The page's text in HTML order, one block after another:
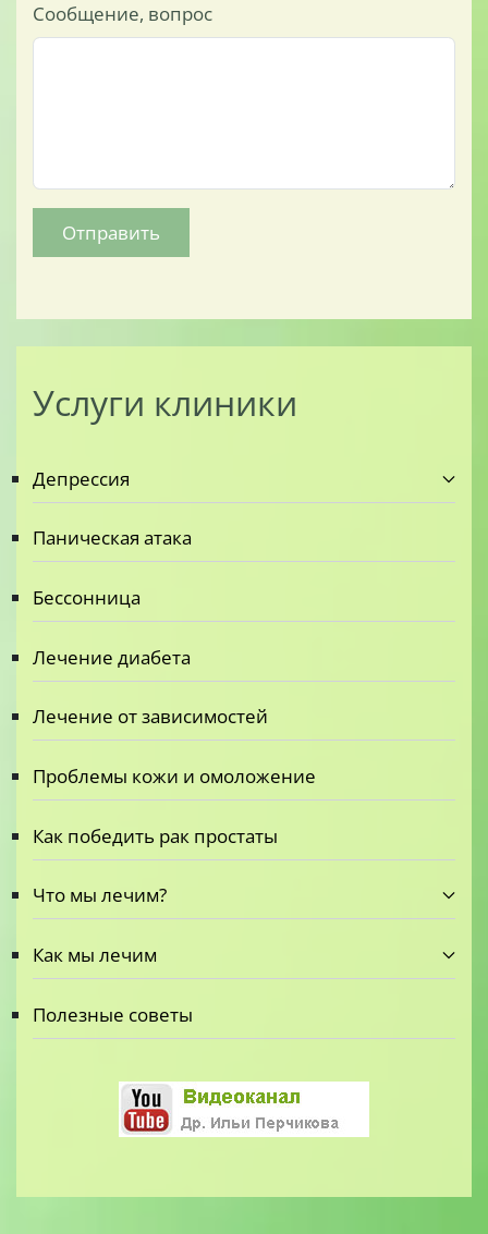
Сообщение, вопрос
Отправить
Услуги клиники
Депрессия
Паническая атака
Бессонница
Лечение диабета
Лечение от зависимостей
Проблемы кожи и омоложение
Как победить рак простаты
Что мы лечим?
Как мы лечим
Полезные советы